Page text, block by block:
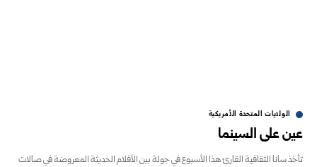
الولايات المتحدة الأمريكية
عين على السينما
تأخذ سانا الثقافية القارئ هذا الأسبوع في جولة بين الأفلام الحديثة المعروضة في صالات